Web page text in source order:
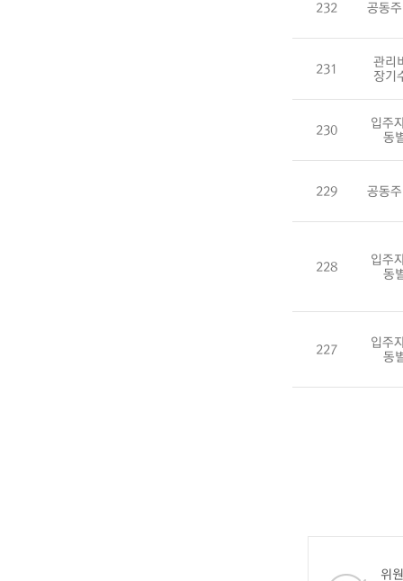
232 공동
231
관리
장기
230
입주
동
229 공동
228
입주
동
227
입주
동
위